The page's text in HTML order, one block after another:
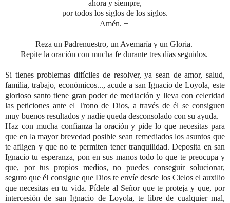
ahora y siempre,
por todos los siglos de los siglos.
Amén. +
Reza un Padrenuestro, un Avemaría y un Gloria.
Repite la oración con mucha fe durante tres días seguidos.
Si tienes problemas difíciles de resolver, ya sean de amor, salud,
familia, trabajo, económicos..., acude a san Ignacio de Loyola, este
glorioso santo tiene gran poder de mediación y lleva con celeridad
las peticiones ante el Trono de Dios, a través de él se consiguen
muy buenos resultados y nadie queda desconsolado con su ayuda.
Haz con mucha confianza la oración y pide lo que necesitas para
que en la mayor brevedad posible sean remediados los asuntos que
te afligen y que no te permiten tener tranquilidad. Deposita en san
Ignacio tu esperanza, pon en sus manos todo lo que te preocupa y
que, por tus propios medios, no puedes conseguir solucionar,
seguro que él consigue que Dios te envíe desde los Cielos el auxilio
que necesitas en tu vida. Pídele al Señor que te proteja y que, por
intercesión de san Ignacio de Loyola, te libre de cualquier mal,